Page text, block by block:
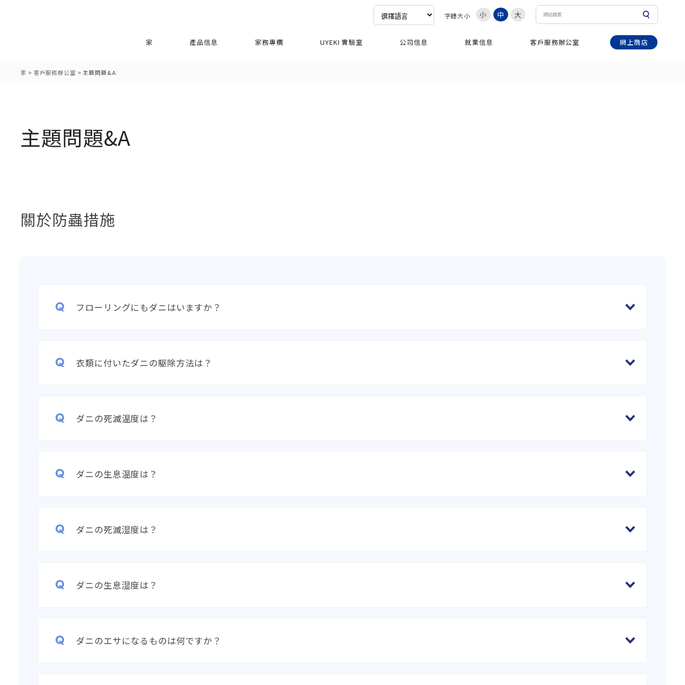
字體大小 小 中 大
家 產品信息 家務專欄 UYEKI 實驗室 公司信息 就業信息 客戶服務辦公室 網上商店
家 > 客戶服務辦公室 > 主題問題&A
主題問題&A
關於防蟲措施
フローリングにもダニはいますか？
衣類に付いたダニの駆除方法は？
ダニの死滅温度は？
ダニの生息温度は？
ダニの死滅湿度は？
ダニの生息湿度は？
ダニのエサになるものは何ですか？